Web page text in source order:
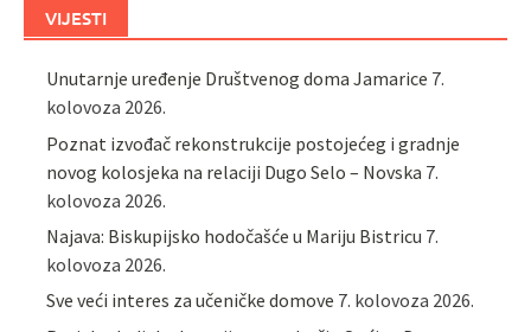
VIJESTI
Unutarnje uređenje Društvenog doma Jamarice 7.
kolovoza 2026.
Poznat izvođač rekonstrukcije postojećeg i gradnje
novog kolosjeka na relaciji Dugo Selo – Novska 7.
kolovoza 2026.
Najava: Biskupijsko hodočašće u Mariju Bistricu 7.
kolovoza 2026.
Sve veći interes za učeničke domove 7. kolovoza 2026.